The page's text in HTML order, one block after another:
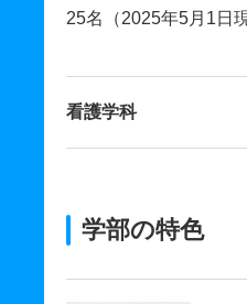
25名（2025年5月1日
看護学科
学部の特色